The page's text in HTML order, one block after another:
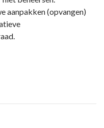
aanpakken (opvangen)